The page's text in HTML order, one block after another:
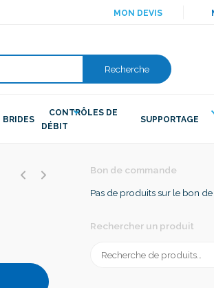
MON DEVIS
Recherche
BRIDES
CONTRÔLES DE
DÉBIT
SUPPORTAGE
Bon de commande
Pas de produits sur le bon
Rechercher un produit
pour :